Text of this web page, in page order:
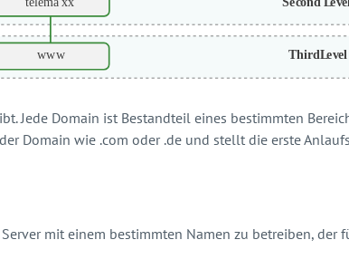
Jede Domain ist Bestandteil eines bestimmten
Domain wie .com oder .de und stellt die erste
mit einem bestimmten Namen zu betreiben, der